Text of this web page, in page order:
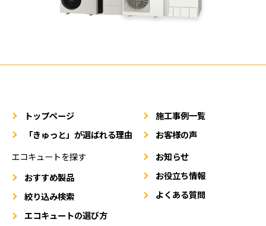
トップページ
「きゅっと」が選ばれる理由
エコキュートを探す
おすすめ製品
絞り込み検索
エコキュートの選び方
施工事例一覧
お客様の声
お知らせ
お役立ち情報
よくある質問